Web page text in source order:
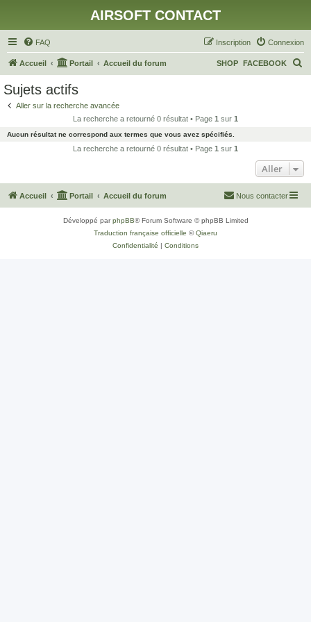
AIRSOFT CONTACT
FAQ Connexion
Inscription
Accueil Portail Accueil du forum
c
FACEBOOK
SHOP
Sujets actifs
Aller sur la recherche avancée
La recherche a retourné 0 résultat • Page 1 sur 1
Aucun résultat ne correspond aux termes que vous avez spécifiés.
La recherche a retourné 0 résultat • Page 1 sur 1
Aller
Accueil Portail Accueil du forum Nous contacter
Développé parphpBB® Forum Software © phpBB Limited
Traduction française officielle ©Qiaeru
Confidentialité | Conditions